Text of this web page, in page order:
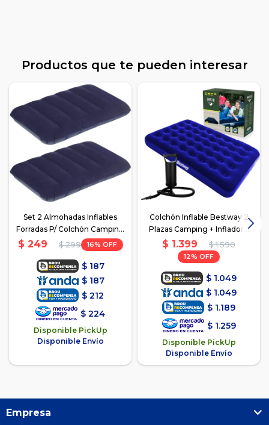
Productos que te pueden interesar
Set 2 Almohadas Inflables
Forradas P/ Colchón Camping
- Azul
$ 249 $ 299 16
$ 187
$ 187
$ 212
$ 224
Disponible PickUp
Disponible Envío
Colchón Inflable Bestway 2
Plazas Camping + Inflador -
Azul
$ 1.399 $ 1.590
12
$ 1.049
$ 1.049
$ 1.189
$ 1.259
Disponible PickUp
Disponible Envío
Empresa